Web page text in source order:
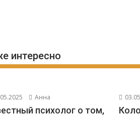
интересно
Анна
психолог о том,